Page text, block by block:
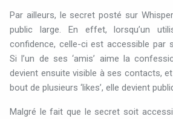
Par ailleurs, le secret posté sur
public large. En effet, lorsqu’un
confidence, celle-ci est accessible par
Si l’un de ses ‘amis’ aime la
devient ensuite visible à ses contacts,
bout de plusieurs ‘likes’, elle devient
Malgré le fait que le secret soit